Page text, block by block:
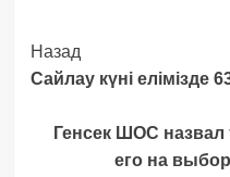
Post
Navigation
Назад
Сайлау күні елімізде
Генсек ШОС назвал
его на